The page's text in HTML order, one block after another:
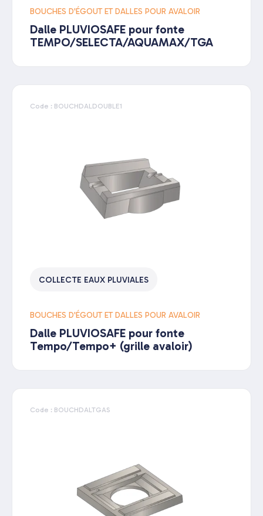
BOUCHES D'ÉGOUT ET DALLES POUR AVALOIR
Dalle PLUVIOSAFE pour fonte
TEMPO/SELECTA/AQUAMAX/TGA
Code : BOUCHDALDOUBLE1
COLLECTE EAUX PLUVIALES
BOUCHES D'ÉGOUT ET DALLES POUR AVALOIR
Dalle PLUVIOSAFE pour fonte
Tempo/Tempo+ (grille avaloir)
Code : BOUCHDALTGAS